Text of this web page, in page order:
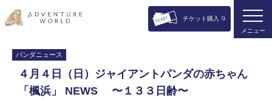
チケット購入
メニュー
パンダニュース
４月４日（日）ジャイアントパンダの赤ちゃん
「楓浜」 NEWS 〜１３３日齢〜